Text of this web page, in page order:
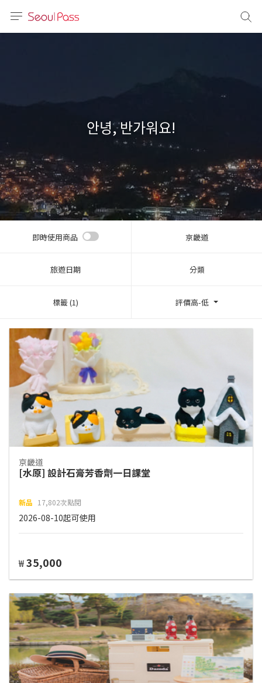
文 (台灣)
안녕, 반가워요!
即時使用商品 京畿道
旅遊日期 分類
標籤 (1) 評價高-低
京畿道
[水原] 設計石膏芳香劑一日課堂
新品 17,802次點閱
2026-08-10起可使用
₩35,000